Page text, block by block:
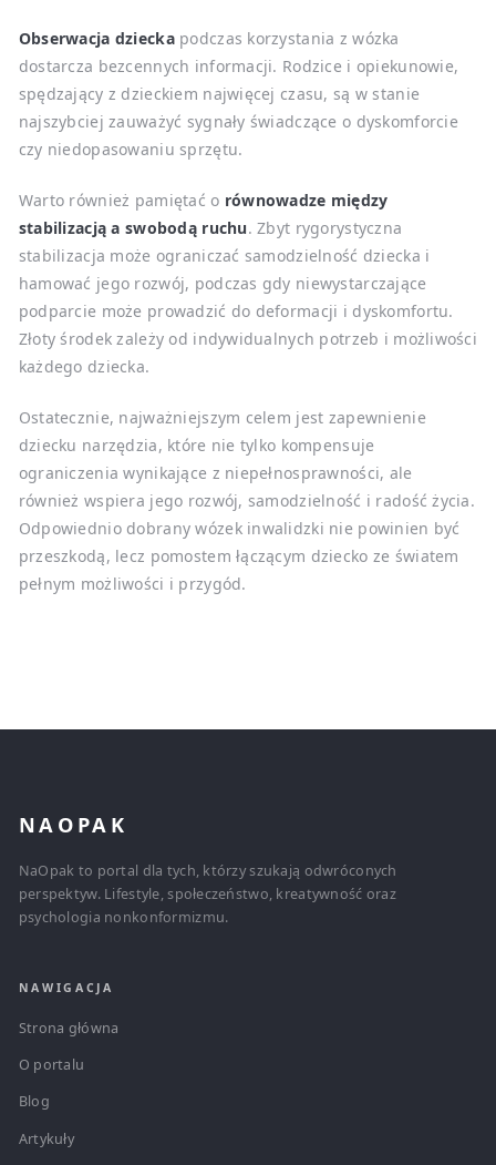
Obserwacja dzieckapodczas korzystania z wózka
dostarcza bezcennych informacji. Rodzice i opiekunowie,
spędzający z dzieckiem najwięcej czasu, są w stanie
najszybciej zauważyć sygnały świadczące o dyskomforcie
czy niedopasowaniu sprzętu.
Warto również pamiętać o równowadze między
stabilizacją a swobodą ruchu. Zbyt rygorystyczna
stabilizacja może ograniczać samodzielność dziecka i
hamować jego rozwój, podczas gdy niewystarczające
podparcie może prowadzić do deformacji i dyskomfortu.
Złoty środek zależy od indywidualnych potrzeb i możliwości
każdego dziecka.
Ostatecznie, najważniejszym celem jest zapewnienie
dziecku narzędzia, które nie tylko kompensuje
ograniczenia wynikające z niepełnosprawności, ale
również wspiera jego rozwój, samodzielność i radość życia.
Odpowiednio dobrany wózek inwalidzki nie powinien być
przeszkodą, lecz pomostem łączącym dziecko ze światem
pełnym możliwości i przygód.
NAOPAK
NaOpak to portal dla tych, którzy szukają odwróconych
perspektyw. Lifestyle, społeczeństwo, kreatywność oraz
psychologia nonkonformizmu.
NAWIGACJA
Strona główna
O portalu
Blog
Artykuły